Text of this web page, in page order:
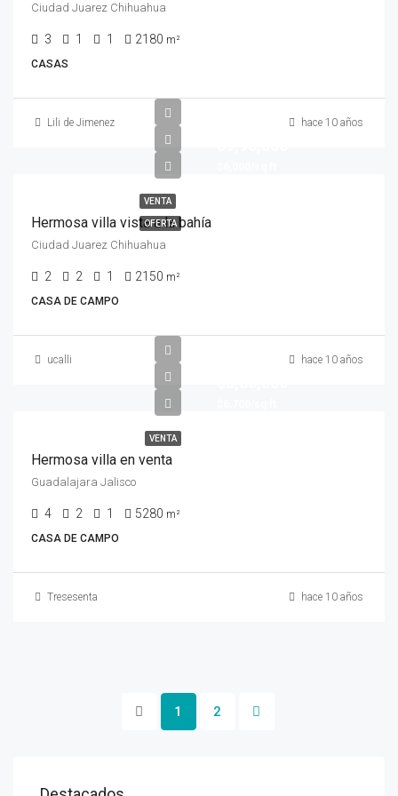
Ciudad Juarez Chihuahua
3 1 1 2180 m²
CASAS
Lili de Jimenez hace 10 años
VENTA
OFERTA
Hermosa villa vista a la bahía
Ciudad Juarez Chihuahua
2 2 1 2150 m²
CASA DE CAMPO
ucalli hace 10 años
VENTA
Hermosa villa en venta
Guadalajara Jalisco
4 2 1 5280 m²
CASA DE CAMPO
Tresesenta hace 10 años
1 2